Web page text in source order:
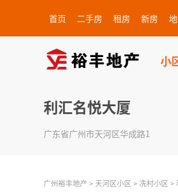
首页 二手房 租房 新房
小
利汇名悦大厦
广东省广州市天河区华成路1
广州裕丰地产 > 天河区小区 > 冼村小区 >